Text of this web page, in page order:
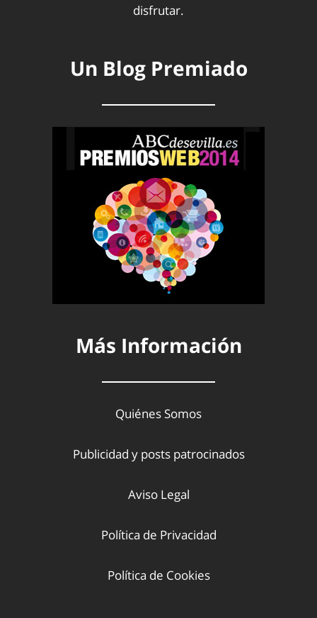
disfrutar.
Un Blog Premiado
Más Información
Quiénes Somos
Publicidad y posts patrocinados
Aviso Legal
Política de Privacidad
Política de Cookies